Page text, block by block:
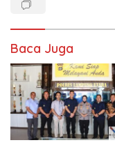
Baca Juga